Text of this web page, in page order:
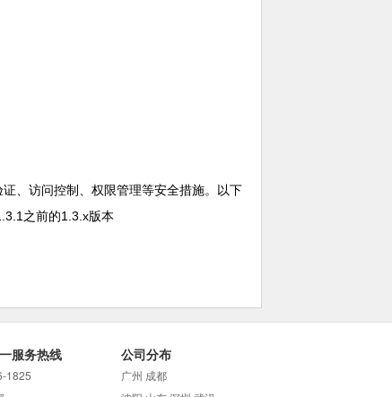
、访问控制、权限管理等安全措施。以下
之前的1.3.x版本
服务热线
1825
公司分布
广州 成都